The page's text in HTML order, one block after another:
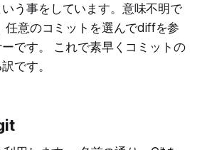
う事をしています。意味不明で
任意のコミットを選んでdiffを参
です。 これで素早くコミットの
です。